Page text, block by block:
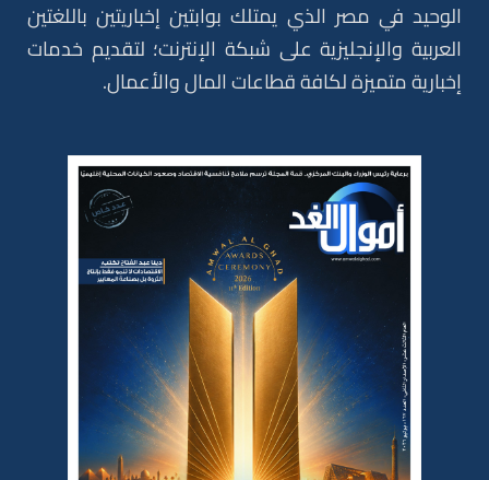
الوحيد في مصر الذي يمتلك بوابتين إخباريتين باللغتين
العربية والإنجليزية على شبكة الإنترنت؛ لتقديم خدمات
إخبارية متميزة لكافة قطاعات المال والأعمال.